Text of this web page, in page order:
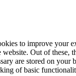
to improve your
Out of these,
are stored on your
of basic